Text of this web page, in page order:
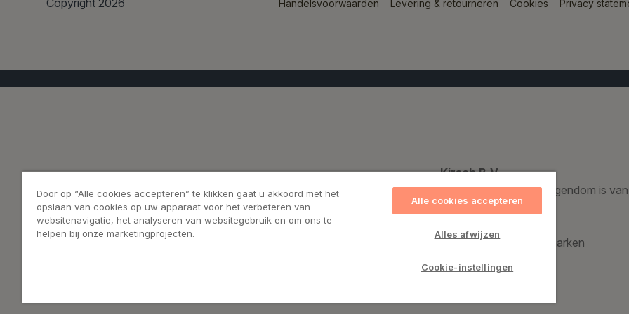
Copyright 2026 Handelsvoorwaarden Levering & retourneren Cookies Privacy
Kirsch B.V.
Een geregistreerd handelsmerk dat voor 100% eigendom is
Bronzevej 8, 8940 Randers SV, Denemarken
Door op “Alle cookies accepteren” te klikken gaat u akkoord met het
opslaan van cookies op uw apparaat voor het verbeteren van
websitenavigatie, het analyseren van websitegebruik en om ons te
helpen bij onze marketingprojecten.
Alle cookies accepteren
Alles afwijzen
Cookie-instellingen